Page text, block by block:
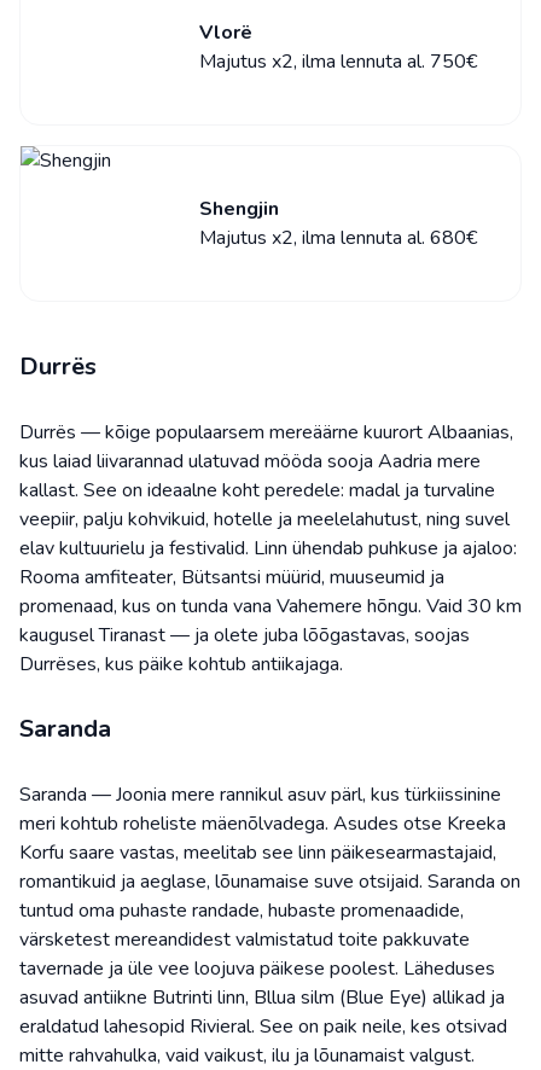
Vlorë
Majutus x2, ilma lennuta al. 750€
Shengjin
Majutus x2, ilma lennuta al. 680€
Durrës
Durrës — kõige populaarsem mereäärne kuurort Albaanias,
kus laiad liivarannad ulatuvad mööda sooja Aadria mere
kallast. See on ideaalne koht peredele: madal ja turvaline
veepiir, palju kohvikuid, hotelle ja meelelahutust, ning suvel
elav kultuurielu ja festivalid. Linn ühendab puhkuse ja ajaloo:
Rooma amfiteater, Bütsantsi müürid, muuseumid ja
promenaad, kus on tunda vana Vahemere hõngu. Vaid 30 km
kaugusel Tiranast — ja olete juba lõõgastavas, soojas
Durrëses, kus päike kohtub antiikajaga.
Saranda
Saranda — Joonia mere rannikul asuv pärl, kus türkiissinine
meri kohtub roheliste mäenõlvadega. Asudes otse Kreeka
Korfu saare vastas, meelitab see linn päikesearmastajaid,
romantikuid ja aeglase, lõunamaise suve otsijaid. Saranda on
tuntud oma puhaste randade, hubaste promenaadide,
värsketest mereandidest valmistatud toite pakkuvate
tavernade ja üle vee loojuva päikese poolest. Läheduses
asuvad antiikne Butrinti linn, Bllua silm (Blue Eye) allikad ja
eraldatud lahesopid Rivieral. See on paik neile, kes otsivad
mitte rahvahulka, vaid vaikust, ilu ja lõunamaist valgust.